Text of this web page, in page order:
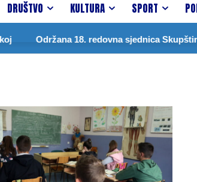
DRUŠTVO KULTURA SPORT
Održana 18. redovna sjednica Skupštine